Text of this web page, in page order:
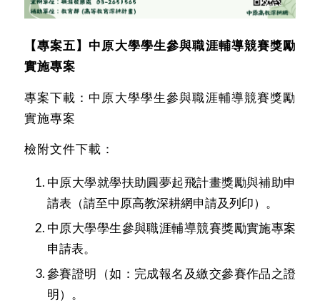
【專案五】中原大學學生參與職涯輔導競賽獎勵
實施專案
專案下載： 中原大學學生參與職涯輔導競賽獎勵
實施專案
檢附文件下載：
中原大學就學扶助圓夢起飛計畫獎勵與補助申
請表（請至中原高教深耕網申請及列印）。
中原大學學生參與職涯輔導競賽獎勵實施專案
申請表。
參賽證明（如：完成報名及繳交參賽作品之證
明）。